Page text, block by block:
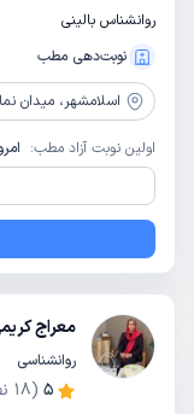
روانشناس بالینی
نوبت‌دهی مطب
اسلامشهر، میدان نماز،
اولین نوبت آزاد مطب:
معراج
روانشناسی
5
(
18